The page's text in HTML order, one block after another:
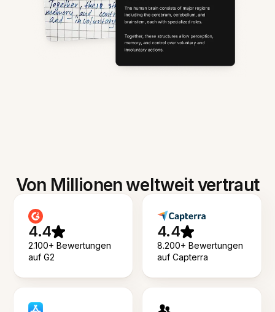
Von Millionen weltweit vertraut
4.4
2.100+ Bewertungen
auf G2
4.4
8.200+ Bewertungen
auf Capterra